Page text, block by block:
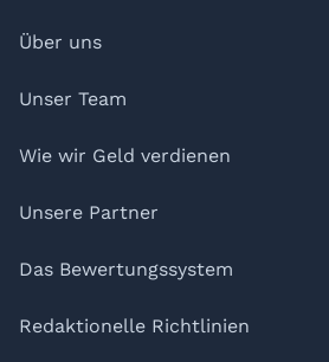
Über uns
Unser Team
Wie wir Geld verdienen
Unsere Partner
Das Bewertungssystem
Redaktionelle Richtlinien